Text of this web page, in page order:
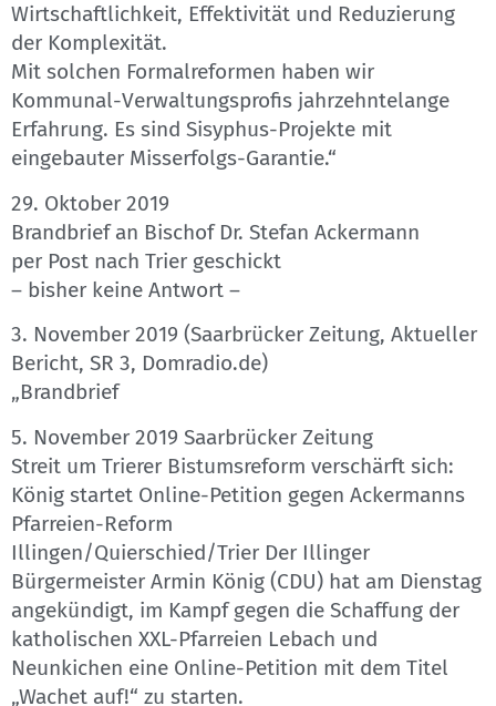
Wirtschaftlichkeit, Effektivität und Reduzierung
der Komplexität.
Mit solchen Formalreformen haben wir
Kommunal-Verwaltungsprofis jahrzehntelange
Erfahrung. Es sind Sisyphus-Projekte mit
eingebauter Misserfolgs-Garantie.“
29. Oktober 2019
Brandbrief an Bischof Dr. Stefan Ackermann
per Post nach Trier geschickt
– bisher keine Antwort –
3. November 2019 (Saarbrücker Zeitung, Aktueller
Bericht, SR 3, Domradio.de)
„Brandbrief
5. November 2019 Saarbrücker Zeitung
Streit um Trierer Bistumsreform verschärft sich:
König startet Online-Petition gegen Ackermanns
Pfarreien-Reform
Illingen/Quierschied/Trier Der Illinger
Bürgermeister Armin König (CDU) hat am Dienstag
angekündigt, im Kampf gegen die Schaffung der
katholischen XXL-Pfarreien Lebach und
Neunkichen eine Online-Petition mit dem Titel
„Wachet auf!“ zu starten.